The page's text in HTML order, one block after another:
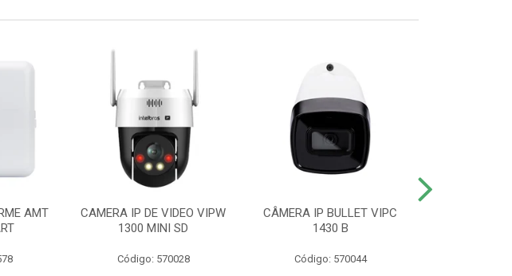
AMT
CAMERA IP DE VIDEO VIPW
1300 MINI SD
Código: 570028
CÂMERA IP BULLET VIPC
1430 B
Código: 570044